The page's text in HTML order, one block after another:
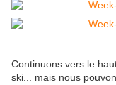
Continuons vers le
ski... mais nous